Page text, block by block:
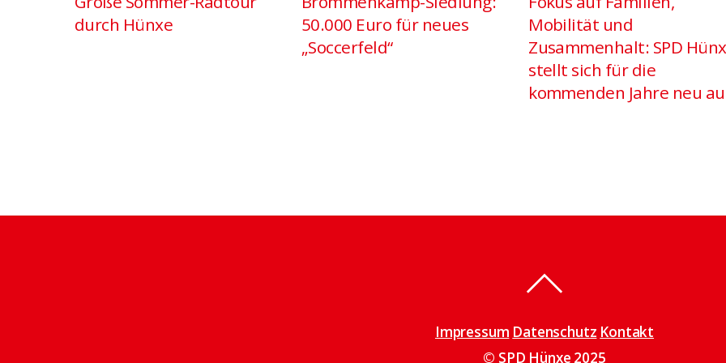
durch Hünxe
50.000 Euro für neues
„Soccerfeld“
Mobilität und
Zusammenhalt: SPD
stellt sich für die
kommenden Jahre neu
Impressum Datenschutz Kontakt
© SPD Hünxe 2025